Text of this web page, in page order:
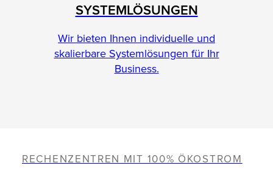
SYSTEMLÖSUNGEN
Wir bieten Ihnen individuelle und
skalierbare Systemlösungen für Ihr
Business.
RECHENZENTREN MIT 100% ÖKOSTROM